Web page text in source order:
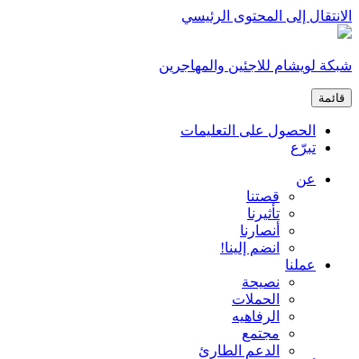
الانتقال إلى المحتوى الرئيسي
شبكة لويشام للاجئين والمهاجرين
قائمة
الحصول على التعليمات
تبرّع
عن
قصتنا
تأثيرنا
أنصارنا
انضم إلينا!
عملنا
نصيحة
الحملات
الرفاهيه
مجتمع
الدعم الطارئ